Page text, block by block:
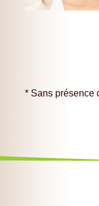
* Sans présence